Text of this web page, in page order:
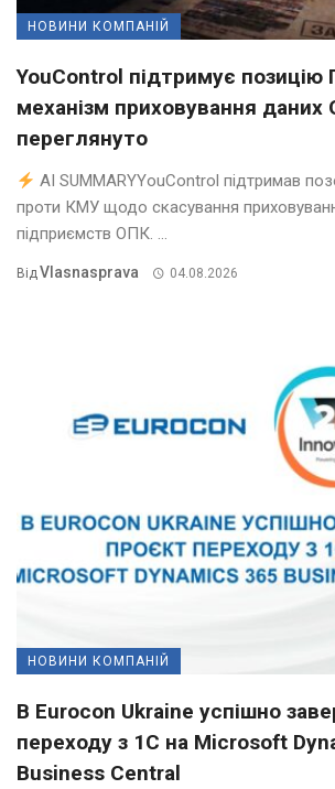
НОВИНИ КОМПАНІЙ
YouControl підтримує позицію
механізм приховування
переглянуто
AI SUMMARYYouControl підтримав
проти КМУ щодо скасування
підприємств ОПК. ...
ВідVlasnasprava 04.08.2026
НОВИНИ КОМПАНІЙ
В Eurocon Ukraine успішно
переходу з 1С на Microsoft
Business Central